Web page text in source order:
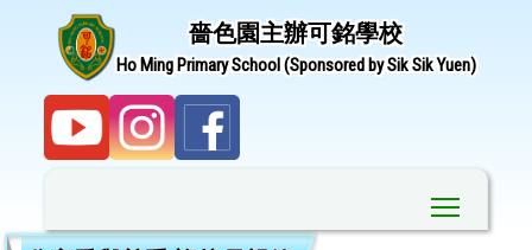
嗇色園主辦可銘學校
Ho Ming Primary School (Sponsored by Sik Sik Yuen)